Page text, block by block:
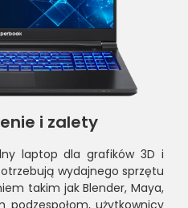
i zalety
laptop dla grafików 3D i
wydajnego sprzętu
takim jak Blender, Maya,